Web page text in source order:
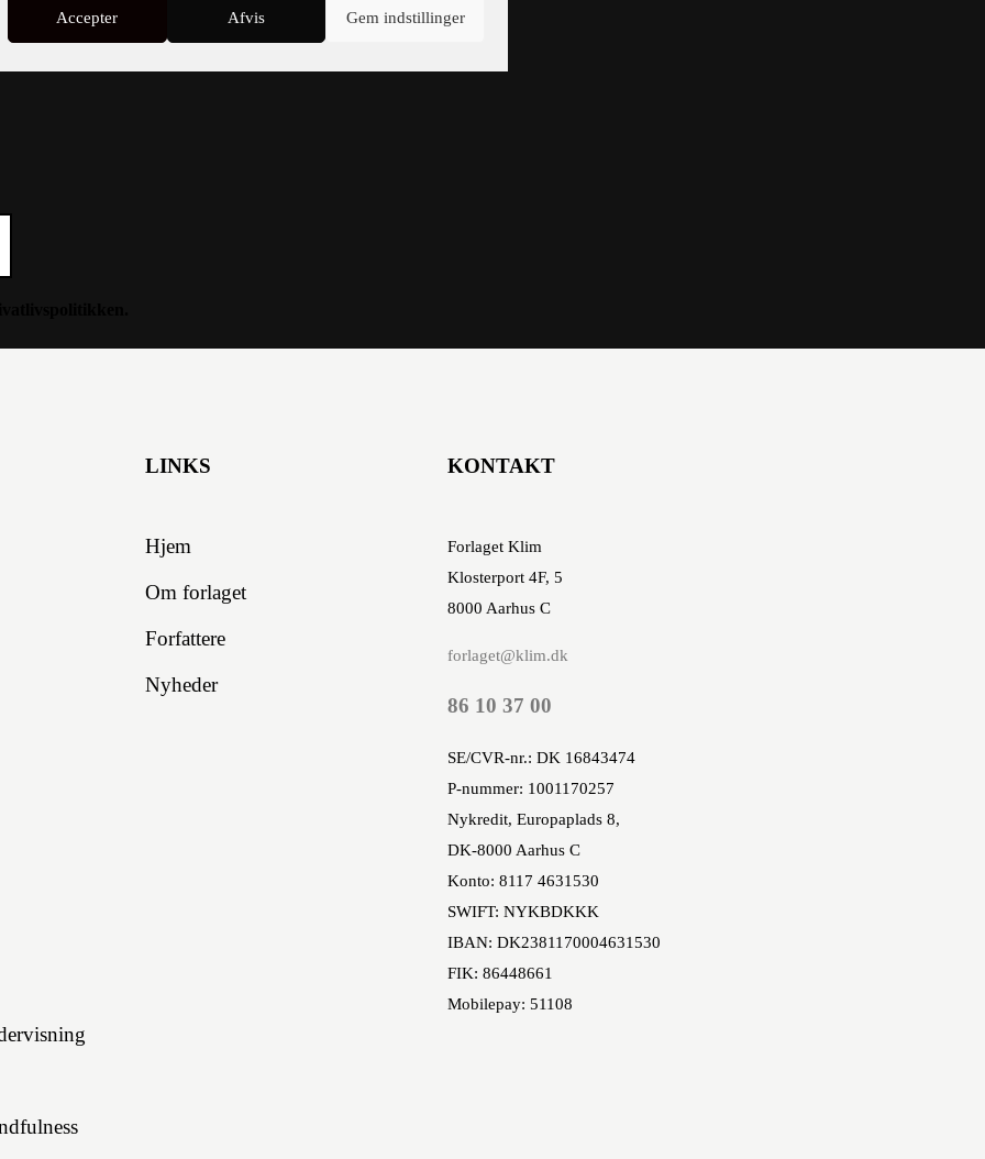
Accepter Afvis Gem indstillinger
LINKS
Hjem
Om forlaget
Forfattere
Nyheder
KONTAKT
Forlaget Klim
Klosterport 4F, 5
8000 Aarhus C
forlaget@klim.dk
86 10 37 00
SE/CVR-nr.: DK 16843474
P-nummer: 1001170257
Nykredit, Europaplads 8,
DK-8000 Aarhus C
Konto: 8117 4631530
SWIFT: NYKBDKKK
IBAN: DK2381170004631530
FIK: 86448661
Mobilepay: 51108